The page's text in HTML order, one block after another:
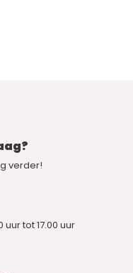
verder!
tot 17.00 uur